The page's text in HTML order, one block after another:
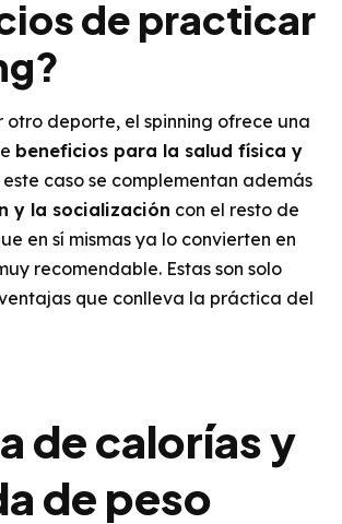
de practicar
otro deporte, el spinning ofrece una
beneficios para la salud física y
este caso se complementan además
y la socialización con el resto de
en sí mismas ya lo convierten en
recomendable. Estas son solo
que conlleva la práctica del
de calorías y
de peso